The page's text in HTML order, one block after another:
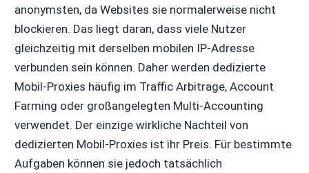
anonymsten, da Websites sie normalerweise nicht
blockieren. Das liegt daran, dass viele Nutzer
gleichzeitig mit derselben mobilen IP-Adresse
verbunden sein können. Daher werden dedizierte
Mobil-Proxies häufig im Traffic Arbitrage, Account
Farming oder großangelegten Multi-Accounting
verwendet. Der einzige wirkliche Nachteil von
dedizierten Mobil-Proxies ist ihr Preis. Für bestimmte
Aufgaben können sie jedoch tatsächlich